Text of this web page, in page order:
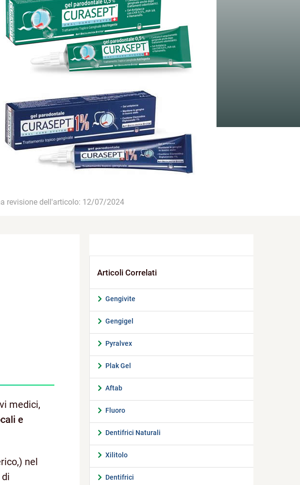
revisione dell'articolo: 12/07/2024
medici,
e
nel
Gengivite
Gengigel
Pyralvex
Plak Gel
Aftab
Fluoro
Dentifrici Naturali
Xilitolo
Dentifrici